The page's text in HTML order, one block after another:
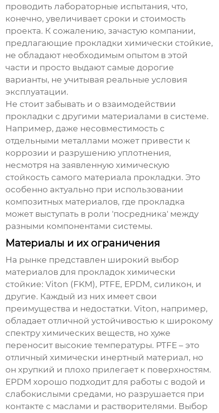
проводить лабораторные испытания, что,
конечно, увеличивает сроки и стоимость
проекта. К сожалению, зачастую компании,
предлагающие прокладки химически стойкие,
не обладают необходимым опытом в этой
части и просто выдают самые дорогие
варианты, не учитывая реальные условия
эксплуатации.
Не стоит забывать и о взаимодействии
прокладки с другими материалами в системе.
Например, даже несовместимость с
отдельными металлами может привести к
коррозии и разрушению уплотнения,
несмотря на заявленную химическую
стойкость самого материала прокладки. Это
особенно актуально при использовании
композитных материалов, где прокладка
может выступать в роли 'посредника' между
разными компонентами системы.
Материалы и их ограничения
На рынке представлен широкий выбор
материалов для прокладок химически
стойкие: Viton (FKM), PTFE, EPDM, силикон, и
другие. Каждый из них имеет свои
преимущества и недостатки. Viton, например,
обладает отличной устойчивостью к широкому
спектру химических веществ, но хуже
переносит высокие температуры. PTFE – это
отличный химически инертный материал, но
он хрупкий и плохо прилегает к поверхностям.
EPDM хорошо подходит для работы с водой и
слабокислыми средами, но разрушается при
контакте с маслами и растворителями. Выбор